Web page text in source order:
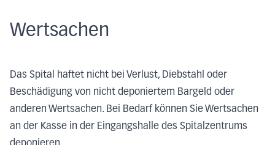
Wertsachen
Das Spital haftet nicht bei Verlust, Diebstahl oder
Beschädigung von nicht deponiertem Bargeld oder
anderen Wertsachen. Bei Bedarf können Sie Wertsachen
an der Kasse in der Eingangshalle des Spitalzentrums